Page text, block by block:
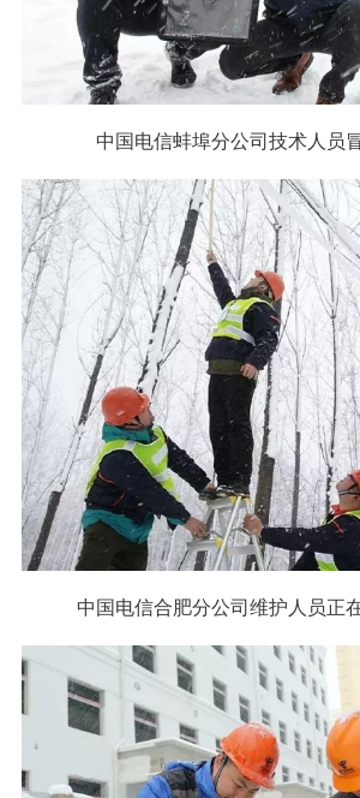
中国电信蚌埠分公司技术人员
中国电信合肥分公司维护人员正